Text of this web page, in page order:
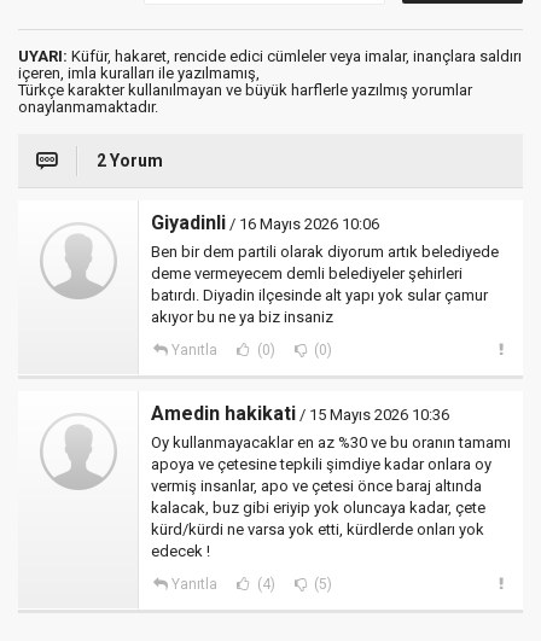
UYARI: Küfür, hakaret, rencide edici cümleler veya imalar, inançlara saldırı
içeren, imla kuralları ile yazılmamış,
Türkçe karakter kullanılmayan ve büyük harflerle yazılmış yorumlar
onaylanmamaktadır.
2 Yorum
Giyadinli / 16 Mayıs 2026 10:06
Ben bir dem partili olarak diyorum artık belediyede
deme vermeyecem demli belediyeler şehirleri
batırdı. Diyadin ilçesinde alt yapı yok sular çamur
akıyor bu ne ya biz insaniz
Yanıtla (0) (0)
Amedin hakikati / 15 Mayıs 2026 10:36
Oy kullanmayacaklar en az %30 ve bu oranın tamamı
apoya ve çetesine tepkili şimdiye kadar onlara oy
vermiş insanlar, apo ve çetesi önce baraj altında
kalacak, buz gibi eriyip yok oluncaya kadar, çete
kürd/kürdi ne varsa yok etti, kürdlerde onları yok
edecek !
Yanıtla (4) (5)